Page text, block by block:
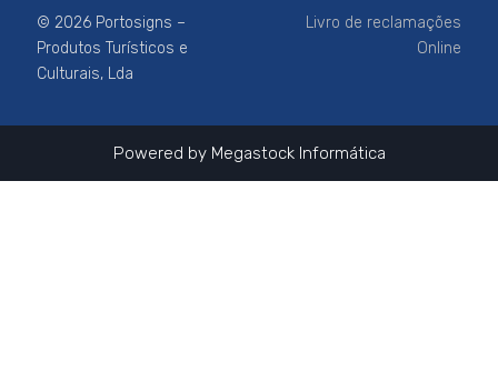
b
o
o
k
a
g
r
a
m
© 2026 Portosigns –
Produtos Turísticos e
Culturais, Lda
Livro de reclamações
Online
Powered by Megastock Informática